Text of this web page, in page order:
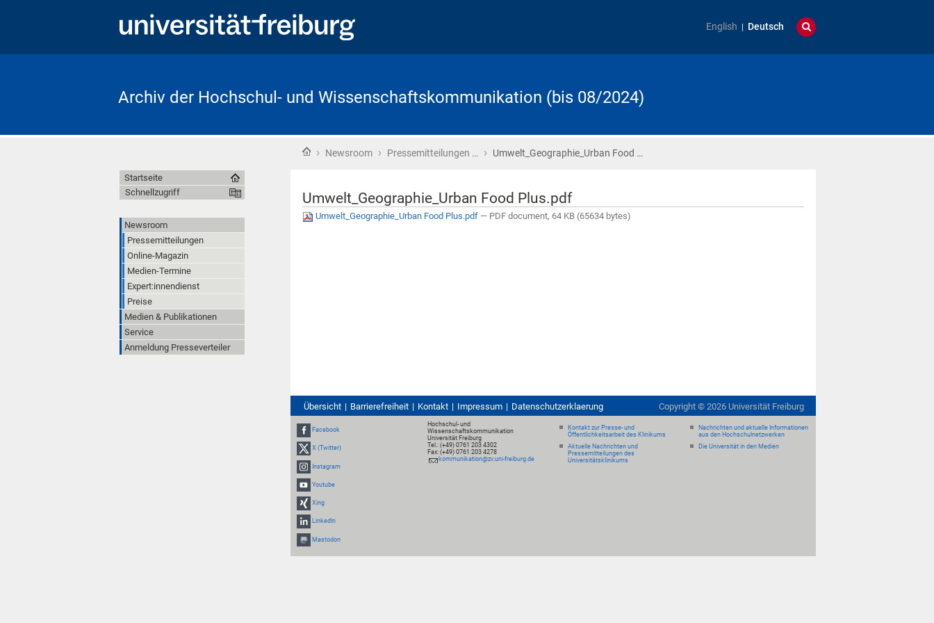
English Deutsch
Archiv der Hochschul- und Wissenschaftskommunikation (bis 08/2024)
Startseite
› Newsroom › Pressemitteilungen … › Umwelt_Geographie_Urban Food …
Umwelt_Geographie_Urban Food Plus.pdf
Umwelt_Geographie_Urban Food Plus.pdf — PDF document, 64 KB (65634 bytes)
Startseite
Schnellzugriff
Newsroom
Pressemitteilungen
Online-Magazin
Medien-Termine
Expert:innendienst
Preise
Medien & Publikationen
Service
Anmeldung Presseverteiler
Übersicht Barrierefreiheit Kontakt Impressum Datenschutzerklaerung Copyright © 2026 Universität Freiburg
Facebook
X (Twitter)
Instagram
Youtube
Xing
LinkedIn
Mastodon
Hochschul- und
Wissenschaftskommunikation
Universität Freiburg
Tel.: (+49) 0761 203 4302
Fax: (+49) 0761 203 4278
kommunikation@zv.uni-freiburg.de
Kontakt zur Presse- und
Öffentlichkeitsarbeit des Klinikums
Aktuelle Nachrichten und
Pressemitteilungen des
Universitätsklinikums
Nachrichten und aktuelle Informationen
aus den Hochschulnetzwerken
Die Universität in den Medien